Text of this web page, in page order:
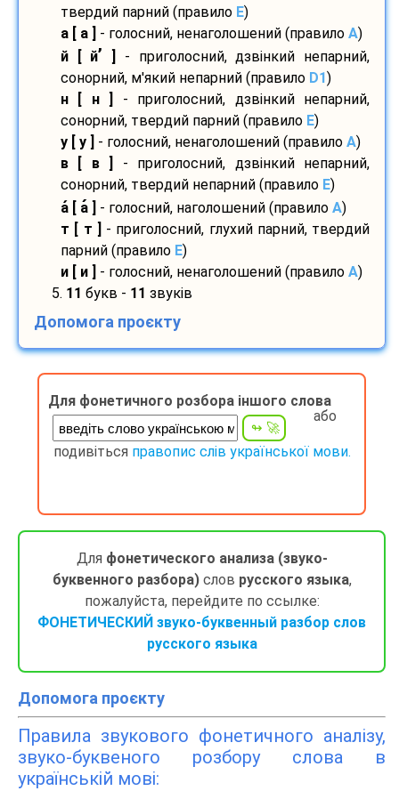
твердий парний (правило E)
а [ а ]
- голосний, ненаголошений (правило A)
й [ й’
- приголосний, дзвінкий непарний,
сонорний, м'який непарний (правило D1)
н [ н ]
- приголосний, дзвінкий непарний,
сонорний, твердий парний (правило E)
у [ у ]
- голосний, ненаголошений (правило A)
в [ в ]
- приголосний, дзвінкий непарний,
сонорний, твердий непарний (правило E)
а [ а - голосний, наголошений (правило A)
т [ т ]
- приголосний, глухий парний, твердий
парний (правило E)
и [ и ]
- голосний, ненаголошений (правило A)
5. 11 букв - 11 звуків
Допомога проєкту
Для фонетичного розбора іншого слова
або
подивіться правопис слів української мови.
Для фонетического анализа (звуко-
буквенного разбора)слов русского языка,
пожалуйста, перейдите по ссылке:
ФОНЕТИЧЕСКИЙ звуко-буквенный разбор слов
русского языка
Допомога проєкту
Правила звукового фонетичного аналізу,
звуко-буквеного розбору слова в
українській мові: